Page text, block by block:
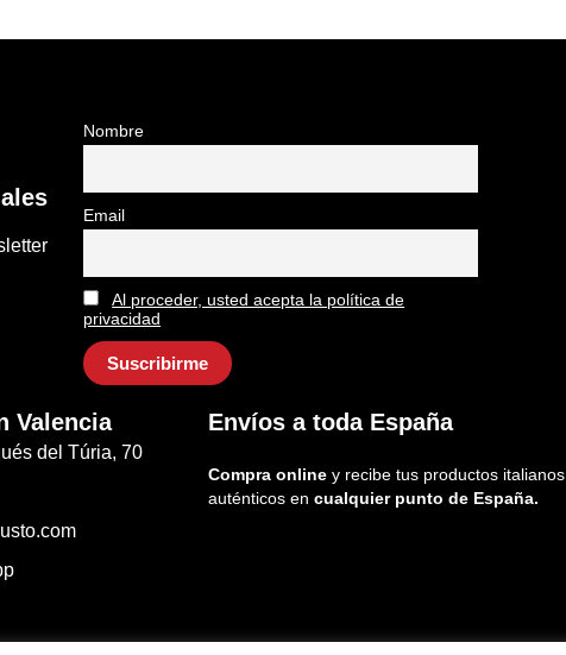
Nombre
Email
Al proceder, usted acepta la política de
privacidad
Valencia
del Túria, 70
Envíos a toda España
Compra online y recibe tus productos italianos
auténticos en cualquier punto de España.